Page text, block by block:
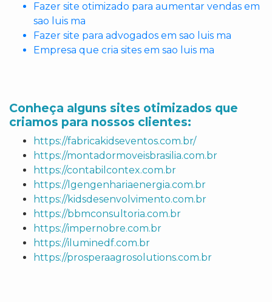
Fazer site otimizado para aumentar vendas em
sao luis ma
Fazer site para advogados em sao luis ma
Empresa que cria sites em sao luis ma
Conheça alguns sites otimizados que
criamos para nossos clientes:
https://fabricakidseventos.com.br/
https://montadormoveisbrasilia.com.br
https://contabilcontex.com.br
https://lgengenhariaenergia.com.br
https://kidsdesenvolvimento.com.br
https://bbmconsultoria.com.br
https://impernobre.com.br
https://iluminedf.com.br
https://prosperaagrosolutions.com.br